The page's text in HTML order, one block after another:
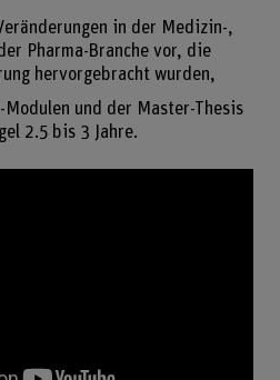
in der Medizin-,
Pharma-Branche vor, die
hervorgebracht wurden,
Modulen und der Master-Thesis
2.5 bis 3 Jahre.